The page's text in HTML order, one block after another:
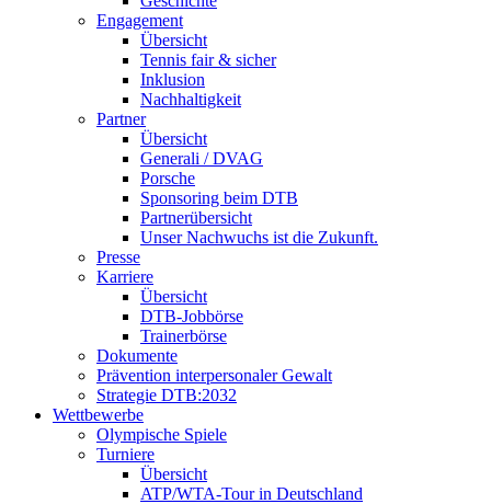
Engagement
Übersicht
Tennis fair & sicher
Inklusion
Nachhaltigkeit
Partner
Übersicht
Generali / DVAG
Porsche
Sponsoring beim DTB
Partnerübersicht
Unser Nachwuchs ist die Zukunft.
Presse
Karriere
Übersicht
DTB-Jobbörse
Trainerbörse
Dokumente
Prävention interpersonaler Gewalt
Strategie DTB:2032
Wettbewerbe
Olympische Spiele
Turniere
Übersicht
ATP/WTA-Tour in Deutschland